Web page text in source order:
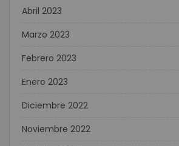
Abril 2023
Marzo 2023
Febrero 2023
Enero 2023
Diciembre 2022
Noviembre 2022